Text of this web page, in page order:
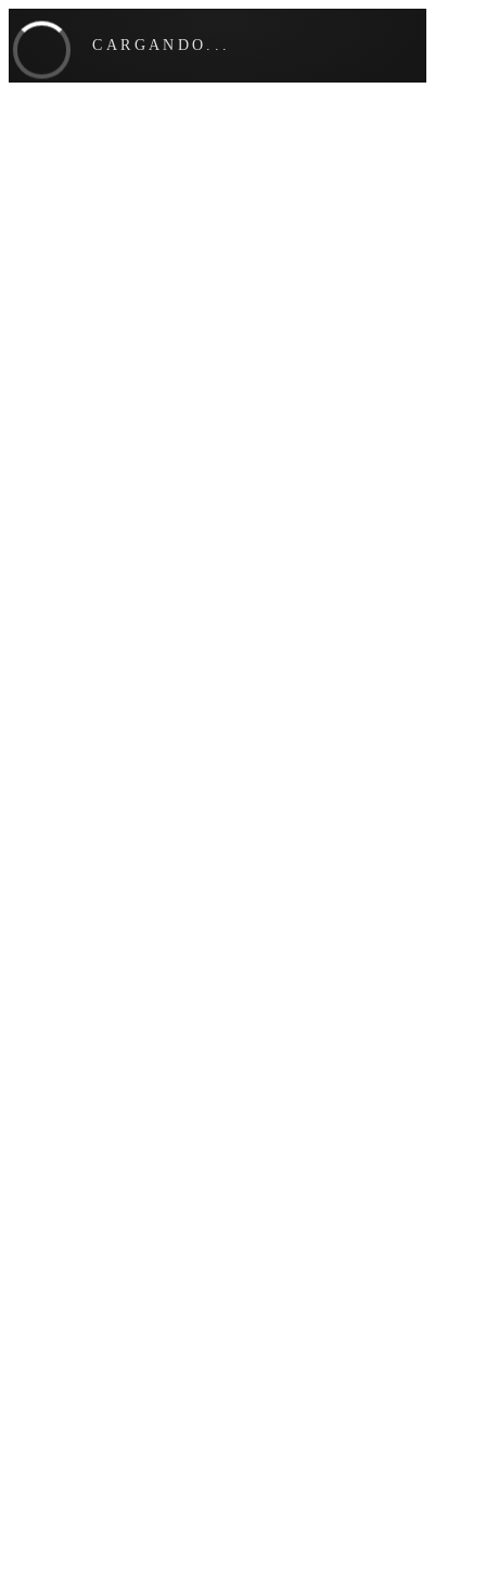
CARGANDO...